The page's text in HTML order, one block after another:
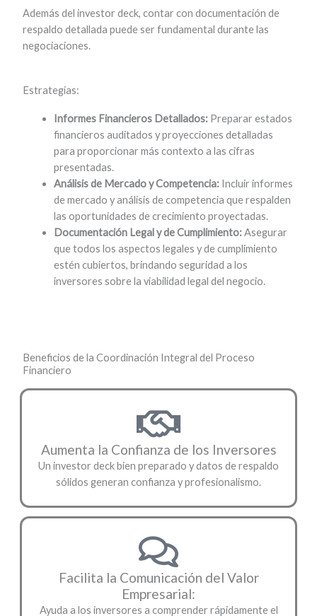
Además del investor deck, contar con documentación de
respaldo detallada puede ser fundamental durante las
negociaciones.
Estrategias:
Informes Financieros Detallados: Preparar estados
financieros auditados y proyecciones detalladas
para proporcionar más contexto a las cifras
presentadas.
Análisis de Mercado y Competencia: Incluir informes
de mercado y análisis de competencia que respalden
las oportunidades de crecimiento proyectadas.
Documentación Legal y de Cumplimiento:Asegurar
que todos los aspectos legales y de cumplimiento
estén cubiertos, brindando seguridad a los
inversores sobre la viabilidad legal del negocio.
Beneficios de la Coordinación Integral del Proceso
Financiero
Aumenta la Confianza de los Inversores
Un investor deck bien preparado y datos de respaldo
sólidos generan confianza y profesionalismo.
Facilita la Comunicación del Valor
Empresarial:
Ayuda a los inversores a comprender rápidamente el